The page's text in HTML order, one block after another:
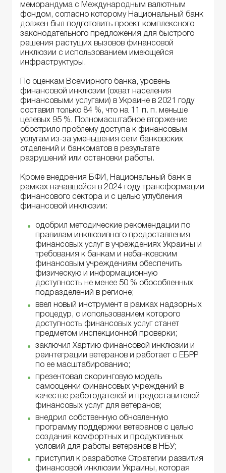
меморандума с Международным валютным
фондом, согласно которому Национальный банк
должен был подготовить проект комплексного
законодательного предложения для быстрого
решения растущих вызовов финансовой
инклюзии с использованием имеющейся
инфраструктуры.
По оценкам Всемирного банка, уровень
финансовой инклюзии (охват населения
финансовыми услугами) в Украине в 2021 году
составил только 84 %, что на 11 п. п. меньше
целевых 95 %. Полномасштабное вторжение
обострило проблему доступа к финансовым
услугам из-за уменьшения сети банковских
отделений и банкоматов в результате
разрушений или остановки работы.
Кроме внедрения БФИ, Национальный банк в
рамках начавшейся в 2024 году трансформации
финансового сектора и с целью углубления
финансовой инклюзии:
одобрил методические рекомендации по
правилам инклюзивного предоставления
финансовых услуг в учреждениях Украины и
требования к банкам и небанковским
финансовым учреждениям обеспечить
физическую и информационную
доступность не менее 50 % обособленных
подразделений в регионе;
ввел новый инструмент в рамках надзорных
процедур, с использованием которого
доступность финансовых услуг станет
предметом инспекционной проверки;
заключил Хартию финансовой инклюзии и
реинтеграции ветеранов и работает с ЕБРР
по ее масштабированию;
презентовал скоринговую модель
самооценки финансовых учреждений в
качестве работодателей и предоставителей
финансовых услуг для ветеранов;
внедрил собственную обновленную
программу поддержки ветеранов с целью
создания комфортных и продуктивных
условий для работы ветеранов в НБУ;
приступил к разработке Стратегии развития
финансовой инклюзии Украины, которая